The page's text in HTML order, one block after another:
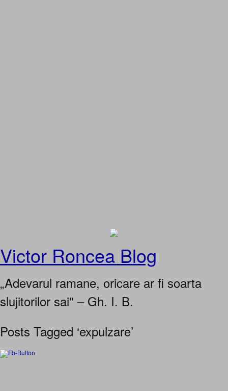
Victor Roncea Blog
„Adevarul ramane, oricare ar fi soarta
slujitorilor sai" – Gh. I. B.
Posts Tagged ‘expulzare’